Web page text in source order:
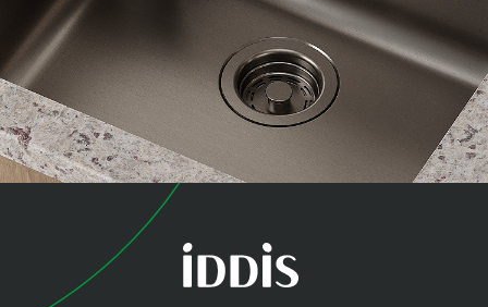
коллекция
Мейт (Mate)